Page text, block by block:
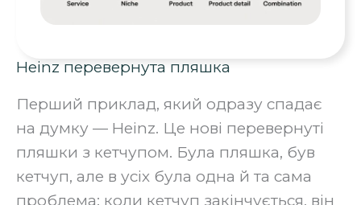
Heinz перевернута пляшка
Перший приклад, який одразу спадає
на думку — Heinz. Це нові перевернуті
пляшки з кетчупом. Була пляшка, був
кетчуп, але в усіх була одна й та сама
проблема: коли кетчуп закінчується, він